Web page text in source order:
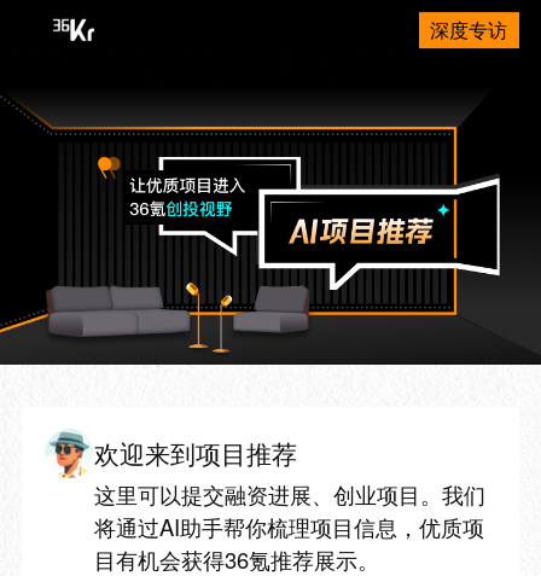
深度专访
欢迎来到项目推荐
这里可以提交融资进展、创业项目。我们
将通过AI助手帮你梳理项目信息，优质项
目有机会获得36氪推荐展示。